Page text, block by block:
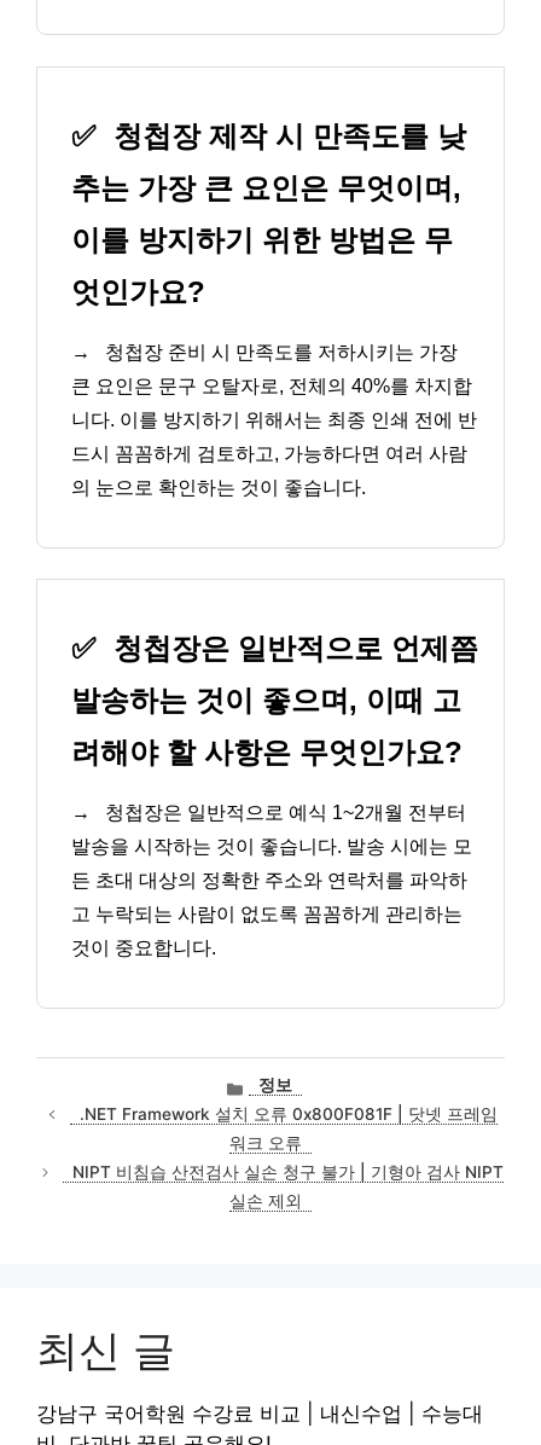
✅ 청첩장 제작 시 만족도를 낮
추는 가장 큰 요인은 무엇이며,
이를 방지하기 위한 방법은 무
엇인가요?
→
청첩장 준비 시 만족도를 저하시키는 가장
큰 요인은 문구 오탈자로, 전체의 40%를 차지합
니다. 이를 방지하기 위해서는 최종 인쇄 전에 반
드시 꼼꼼하게 검토하고, 가능하다면 여러 사람
의 눈으로 확인하는 것이 좋습니다.
✅ 청첩장은 일반적으로 언제쯤
발송하는 것이 좋으며, 이때 고
려해야 할 사항은 무엇인가요?
→
청첩장은 일반적으로 예식 1~2개월 전부터
발송을 시작하는 것이 좋습니다. 발송 시에는 모
든 초대 대상의 정확한 주소와 연락처를 파악하
고 누락되는 사람이 없도록 꼼꼼하게 관리하는
것이 중요합니다.
카
테
고
리
정보
.NET Framework 설치 오류 0x800F081F | 닷넷 프레임
워크 오류
NIPT 비침습 산전검사 실손 청구 불가 | 기형아 검사 NIPT
실손 제외
최신 글
강남구 국어학원 수강료 비교 | 내신수업 | 수능대